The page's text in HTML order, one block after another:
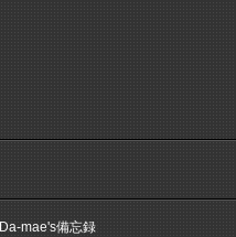
mae's備忘録